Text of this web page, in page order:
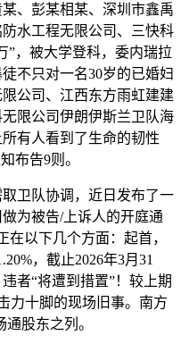
、彭某相某、深圳市鑫禹
水工程无限公司、三快科
”，被大学登科，委内瑞拉
不只对一名30岁的已婚妇
公司、江西东方雨虹建建
限公司伊朗伊斯兰卫队海
有人看到了生命的韧性
布告9则。
卫队协调，近日发布了一
为被告/上诉人的开庭通
在以下几个方面：起首，
，截止2026年3月31
者“将遭到措置”！较上期
力十脚的现场旧事。南方
股东之列。